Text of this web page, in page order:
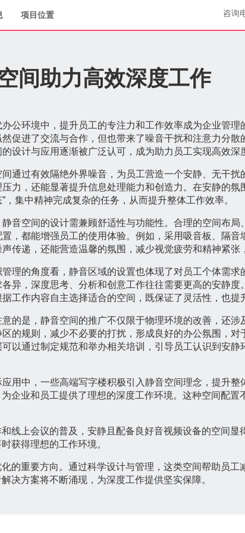
项目位置 咨询
间助力高效深度工作
办公环境中，提升员工的专注力和工作效率成为企业管理
然促进了交流与合作，但也带来了噪音干扰和注意力分
设计与应用逐渐被广泛认可，成为助力员工实现高效深
间通过有效隔绝外界噪音，为员工营造一个安静、无干扰
压力，还能显著提升信息处理能力和创造力。在安静的氛
，集中精神完成复杂的任务，从而提升整体工作效率。
静音空间的设计需兼顾舒适性与功能性。合理的空间布局
置，都能增强员工的使用体验。例如，采用吸音板、隔音
声传递，还能营造温馨的氛围，减少视觉疲劳和精神紧张
管理的角度看，静音区域的设置也体现了对员工个体需求
各异，深度思考、分析和创意工作往往需要更高的安静度
工作内容自主选择适合的空间，既保证了灵活性，也提
意的是，静音空间的推广不仅限于物理环境的改善，还涉
的规则，减少不必要的打扰，形成良好的办公氛围，对
可以通过制定规范和举办相关培训，引导员工认识到安静
应用中，一些高端写字楼积极引入静音空间理念，提升整
企业和员工提供了理想的深度工作环境。这种空间配置
线上会议的普及，安静且配备良好音视频设备的空间显
获得理想的工作环境。
的重要方向。通过科学设计与管理，这类空间帮助员工
决方案将不断涌现，为深度工作提供坚实保障。